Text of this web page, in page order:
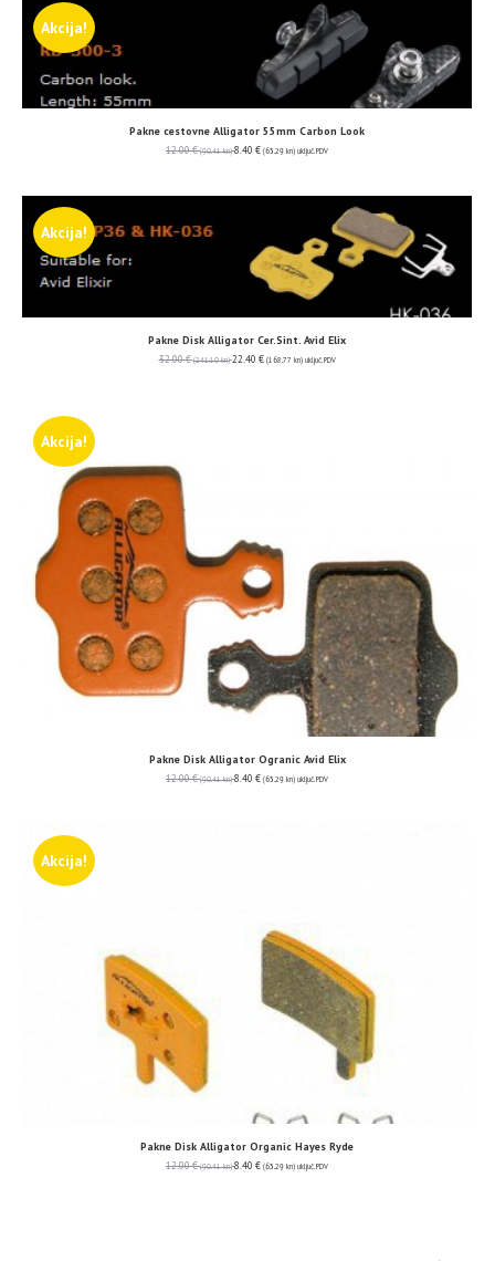
Akcija!
Pakne cestovne Alligator 55mm Carbon Look
12.00€ (90.41 kn) 8.40 € (63.29 kn) uključ. PDV
Akcija!
Pakne Disk Alligator Cer.Sint. Avid Elix
32.00€ (241.10 kn) 22.40 € (168.77 kn) uključ. PDV
Akcija!
Pakne Disk Alligator Ogranic Avid Elix
12.00€ (90.41 kn) 8.40 € (63.29 kn) uključ. PDV
Akcija!
Pakne Disk Alligator Organic Hayes Ryde
12.00€ (90.41 kn) 8.40 € (63.29 kn) uključ. PDV